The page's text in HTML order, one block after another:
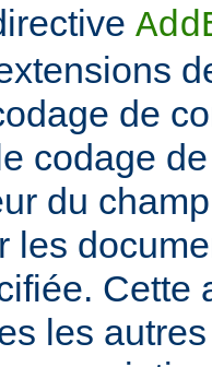
de
codage
du
les
Cette
les